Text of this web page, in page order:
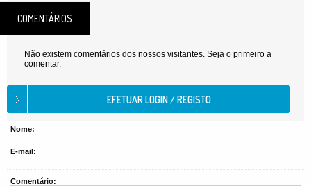
COMENTÁRIOS
Não existem comentários dos nossos visitantes. Seja o primeiro a
comentar.
Nome:
E-mail:
Comentário: